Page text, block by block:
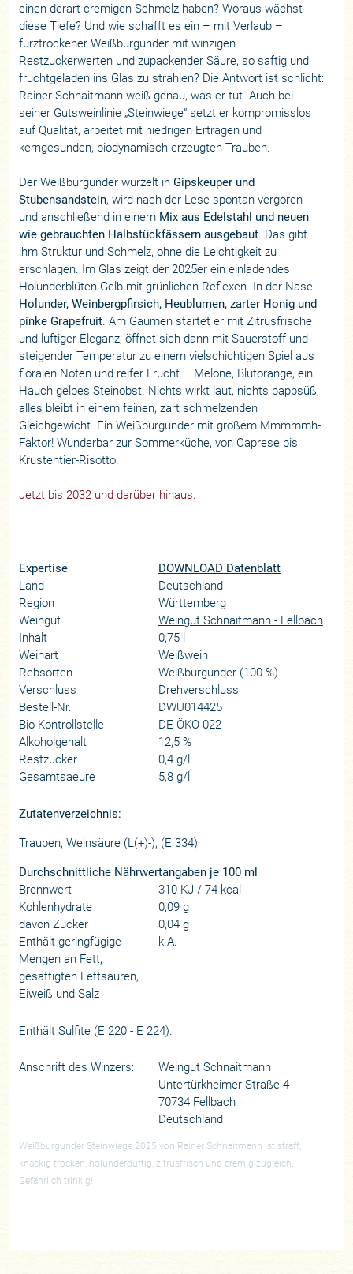
einen derart cremigen Schmelz haben? Woraus wächst
diese Tiefe? Und wie schafft es ein – mit Verlaub –
furztrockener Weißburgunder mit winzigen
Restzuckerwerten und zupackender Säure, so saftig und
fruchtgeladen ins Glas zu strahlen? Die Antwort ist schlicht:
Rainer Schnaitmann weiß genau, was er tut. Auch bei
seiner Gutsweinlinie „Steinwiege“ setzt er kompromisslos
auf Qualität, arbeitet mit niedrigen Erträgen und
kerngesunden, biodynamisch erzeugten Trauben.
Der Weißburgunder wurzelt inGipskeuper und
Stubensandstein, wird nach der Lese spontan vergoren
und anschließend in einem Mix aus Edelstahl und neuen
wie gebrauchten Halbstückfässern ausgebaut. Das gibt
ihm Struktur und Schmelz, ohne die Leichtigkeit zu
erschlagen. Im Glas zeigt der 2025er ein einladendes
Holunderblüten-Gelb mit grünlichen Reflexen. In der Nase
Holunder, Weinbergpfirsich, Heublumen, zarter Honig und
pinke Grapefruit. Am Gaumen startet er mit Zitrusfrische
und luftiger Eleganz, öffnet sich dann mit Sauerstoff und
steigender Temperatur zu einem vielschichtigen Spiel aus
floralen Noten und reifer Frucht – Melone, Blutorange, ein
Hauch gelbes Steinobst. Nichts wirkt laut, nichts pappsüß,
alles bleibt in einem feinen, zart schmelzenden
Gleichgewicht. Ein Weißburgunder mit großem Mmmmmh-
Faktor! Wunderbar zur Sommerküche, von Caprese bis
Krustentier-Risotto.
Jetzt bis 2032 und darüber hinaus.
Expertise
DOWNLOAD Datenblatt
Land
Deutschland
Region
Württemberg
Weingut
Weingut Schnaitmann - Fellbach
Inhalt
0,75 l
Weinart
Weißwein
Rebsorten
Weißburgunder (100 %)
Verschluss
Drehverschluss
Bestell-Nr.
DWU014425
Bio-Kontrollstelle
DE-ÖKO-022
Alkoholgehalt
12,5 %
Restzucker
0,4 g/l
Gesamtsaeure
5,8 g/l
Zutatenverzeichnis:
Trauben, Weinsäure (L(+)-), (E 334)
Durchschnittliche Nährwertangaben je 100 ml
Brennwert
310 KJ / 74 kcal
Kohlenhydrate
0,09 g
davon Zucker
0,04 g
Enthält geringfügige
Mengen an Fett,
gesättigten Fettsäuren,
Eiweiß und Salz
k.A.
Enthält Sulfite (E 220 - E 224).
Anschrift des Winzers:
Weingut Schnaitmann
Untertürkheimer Straße 4
70734 Fellbach
Deutschland
Weißburgunder Steinwiege 2025 von Rainer Schnaitmann ist straff,
knackig trocken, holunderduftig, zitrusfrisch und cremig zugleich.
Gefährlich trinkig!